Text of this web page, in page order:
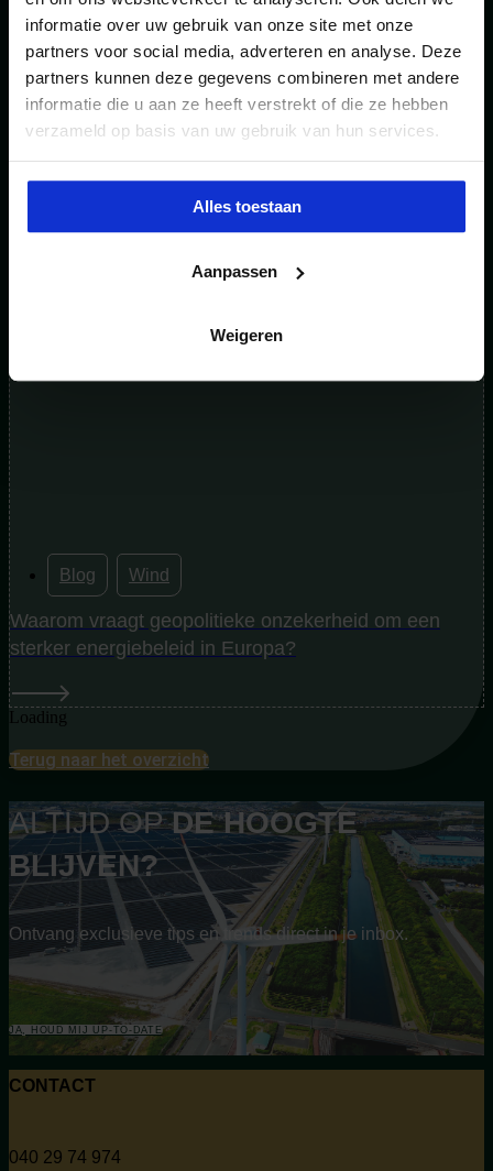
informatie over uw gebruik van onze site met onze
partners voor social media, adverteren en analyse. Deze
partners kunnen deze gegevens combineren met andere
informatie die u aan ze heeft verstrekt of die ze hebben
verzameld op basis van uw gebruik van hun services.
Alles toestaan
Aanpassen
Weigeren
Blog , Energie
Mobiele batterijen bij de klant: juridische valkuilen
rondom eigendom en natrekking
Blog Wind
Waarom vraagt geopolitieke onzekerheid om een
sterker energiebeleid in Europa?
Loading
Terug naar het overzicht
ALTIJD OPDEHOOGTE
BLIJVEN?
Ontvang exclusieve tips en trends direct in je inbox.
JA, HOUD MIJ UP-TO-DATE
CONTACT
040 29 74 974